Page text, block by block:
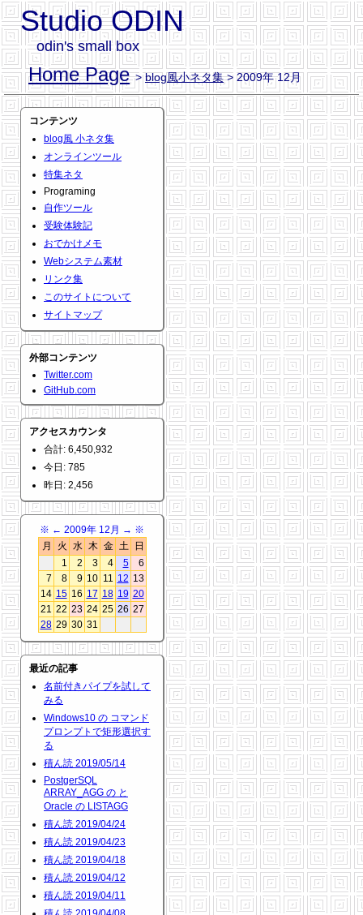
Studio ODIN
odin's small box
Home Page >blog風小ネタ集> 2009年 12月
コンテンツ
blog風 小ネタ集
オンラインツール
特集ネタ
Programing
自作ツール
受験体験記
おでかけメモ
Webシステム素材
リンク集
このサイトについて
サイトマップ
外部コンテンツ
Twitter.com
GitHub.com
アクセスカウンタ
合計: 6,450,932
今日: 785
昨日: 2,456
※ ← 2009年 12月 → ※
月
火 水 木 金 土
日
1
2 3 4 5
6
7
8 9 10 11 12 13
14 15 16 17 18 19 20
21 22 23 24 25 26 27
28 29 30 31
最近の記事
名前付きパイプを試して
みる
Windows10 の コマンド
プロンプトで矩形選択す
る
積ん読 2019/05/14
PostgerSQL
ARRAY_AGG の と
Oracle の LISTAGG
積ん読 2019/04/24
積ん読 2019/04/23
積ん読 2019/04/18
積ん読 2019/04/12
積ん読 2019/04/11